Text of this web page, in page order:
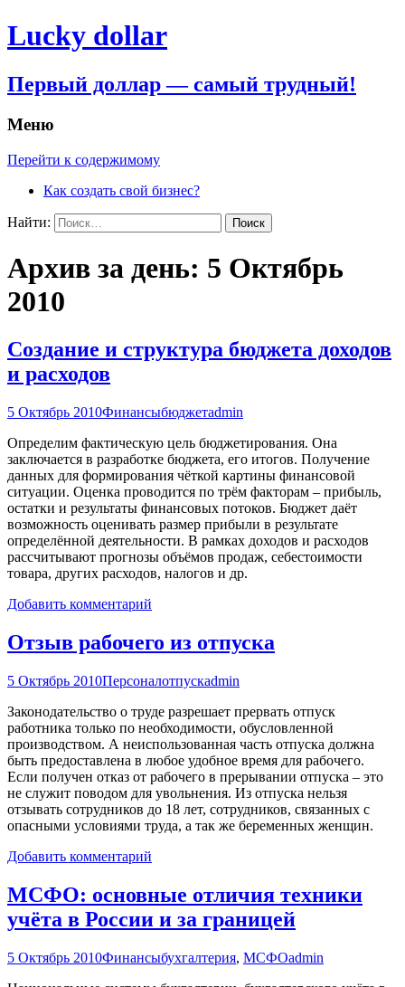
Lucky dollar
Первый доллар — самый трудный!
Меню
Перейти к содержимому
Как создать свой бизнес?
Найти:
Архив за день: 5 Октябрь
2010
Создание и структура бюджета доходов
и расходов
5 Октябрь 2010Финансыбюджетadmin
Определим фактическую цель бюджетирования. Она
заключается в разработке бюджета, его итогов. Получение
данных для формирования чёткой картины финансовой
ситуации. Оценка проводится по трём факторам – прибыль,
остатки и результаты финансовых потоков. Бюджет даёт
возможность оценивать размер прибыли в результате
определённой деятельности. В рамках доходов и расходов
рассчитывают прогнозы объёмов продаж, себестоимости
товара, других расходов, налогов и др.
Добавить комментарий
Отзыв рабочего из отпуска
5 Октябрь 2010Персоналотпускadmin
Законодательство о труде разрешает прервать отпуск
работника только по необходимости, обусловленной
производством. А неиспользованная часть отпуска должна
быть предоставлена в любое удобное время для рабочего.
Если получен отказ от рабочего в прерывании отпуска – это
не служит поводом для увольнения. Из отпуска нельзя
отзывать сотрудников до 18 лет, сотрудников, связанных с
опасными условиями труда, а так же беременных женщин.
Добавить комментарий
МСФО: основные отличия техники
учёта в России и за границей
5 Октябрь 2010Финансыбухгалтерия, МСФОadmin